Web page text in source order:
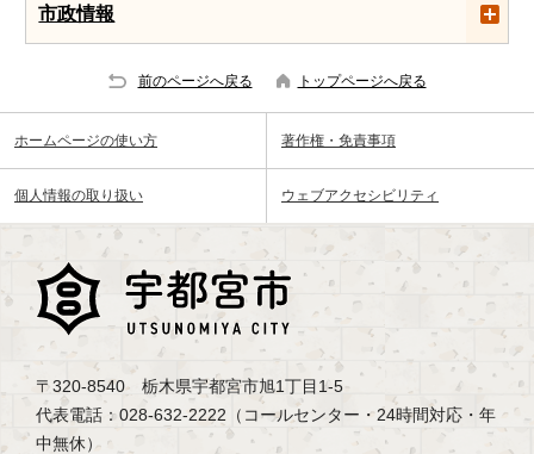
市政情報
前のページへ戻る トップページへ戻る
ホームページの使い方 著作権・免責事項
個人情報の取り扱い ウェブアクセシビリティ
〒320-8540 栃木県宇都宮市旭1丁目1-5
代表電話：028-632-2222（コールセンター・24時間対応・年
中無休）